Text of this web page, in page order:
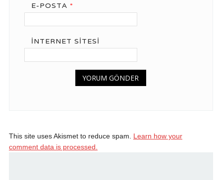
E-POSTA *
İNTERNET SITESI
This site uses Akismet to reduce spam. Learn how your
comment data is processed.